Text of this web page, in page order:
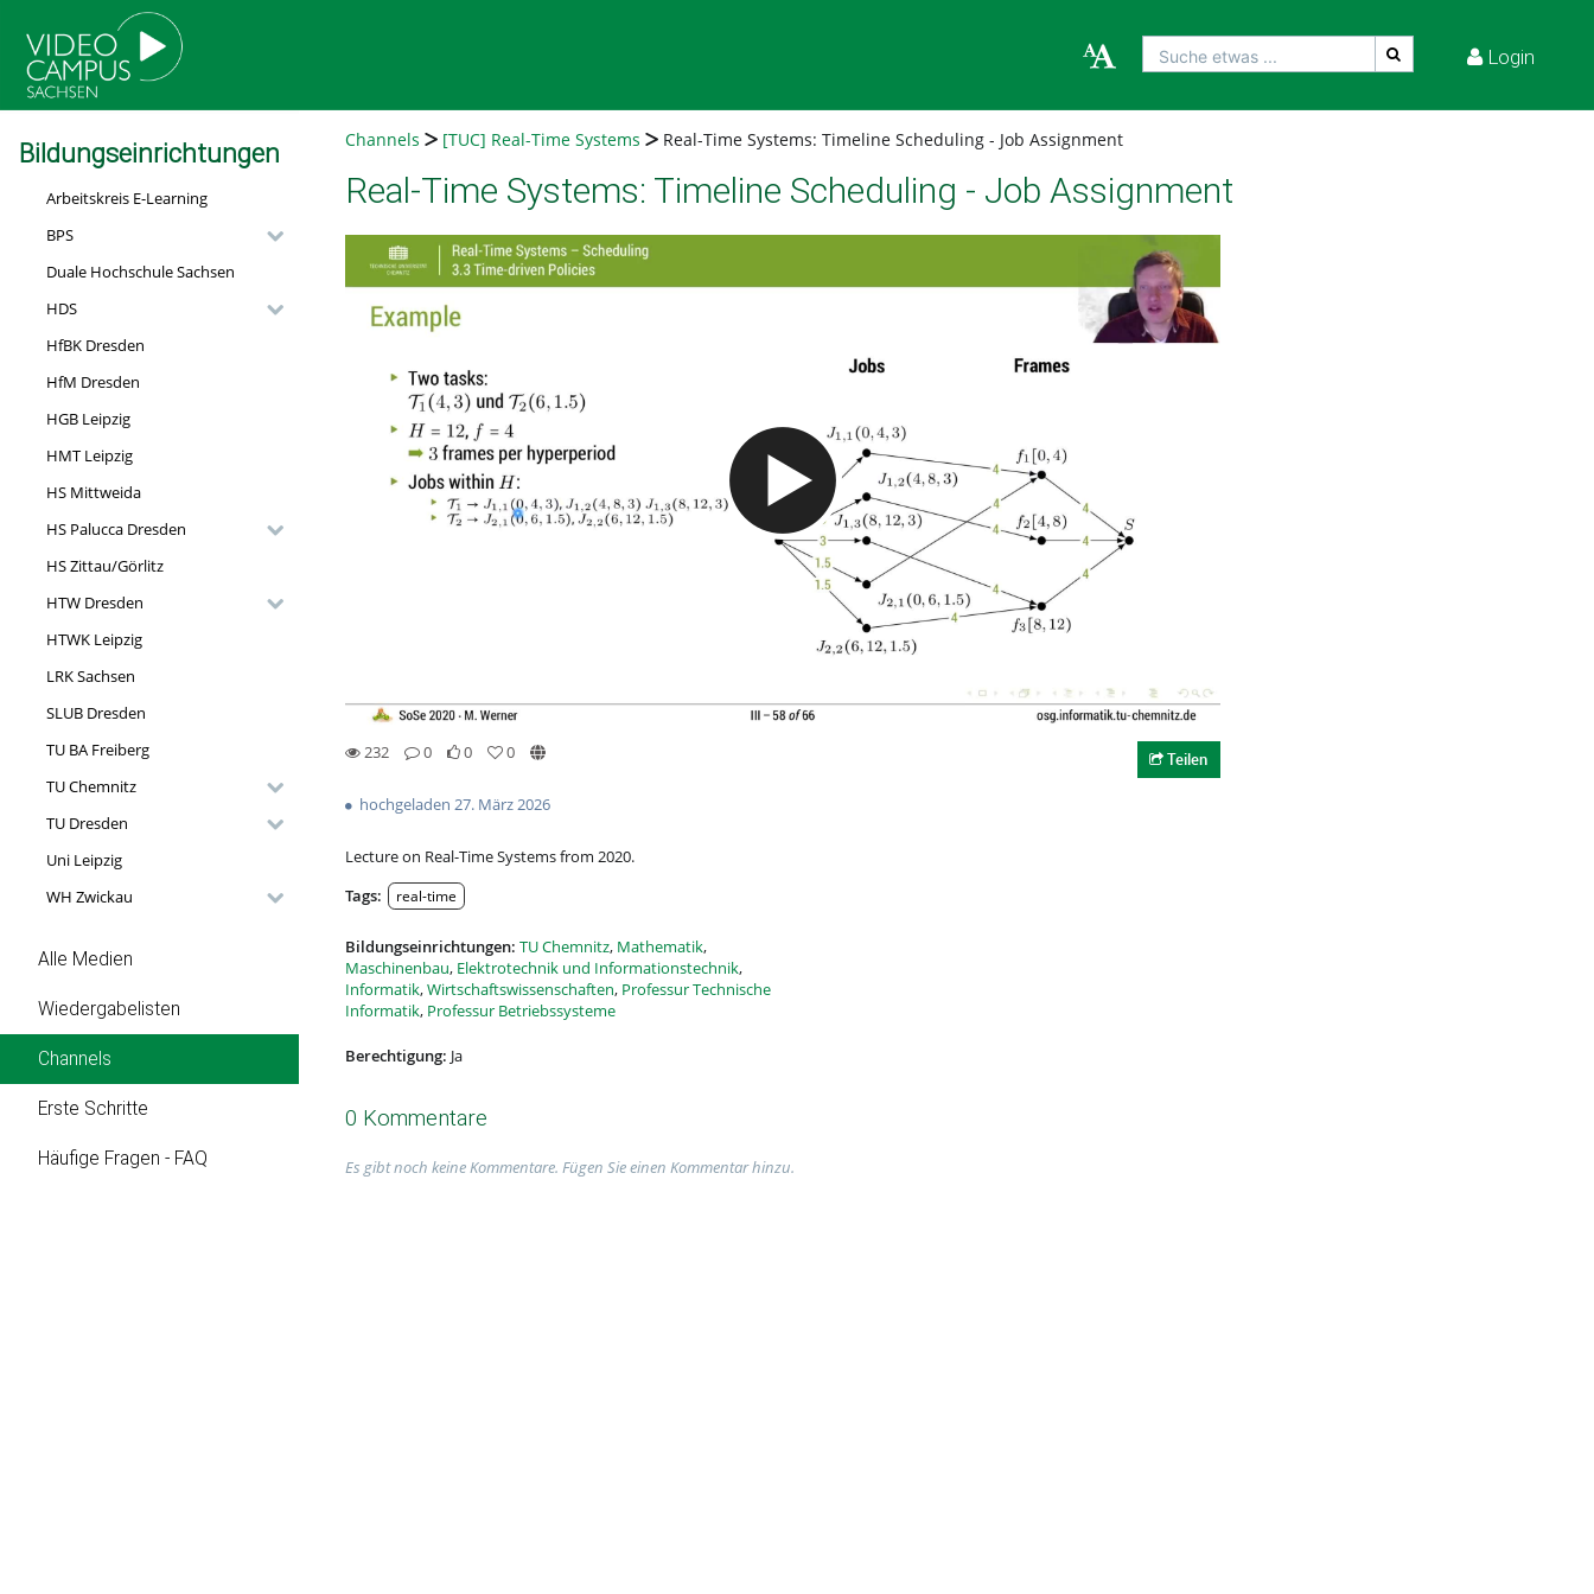
Suche etwas ... Login
Bildungseinrichtungen
Arbeitskreis E-Learning
BPS
Duale Hochschule Sachsen
HDS
HfBK Dresden
HfM Dresden
HGB Leipzig
HMT Leipzig
HS Mittweida
HS Palucca Dresden
HS Zittau/Görlitz
HTW Dresden
HTWK Leipzig
LRK Sachsen
SLUB Dresden
TU BA Freiberg
TU Chemnitz
TU Dresden
Uni Leipzig
WH Zwickau
Alle Medien
Wiedergabelisten
Channels
Erste Schritte
Häufige Fragen - FAQ
Channels [TUC] Real-Time Systems Real-Time Systems: Timeline Scheduling - Job Assignment
Real-Time Systems: Timeline Scheduling - Job Assignment
Video abspielen
232
0
0
0
Teilen
hochgeladen 27. März 2026
Lecture on Real-Time Systems from 2020.
Tags:
real-time
Bildungseinrichtungen: TU Chemnitz, Mathematik,
Maschinenbau, Elektrotechnik und Informationstechnik,
Informatik,Wirtschaftswissenschaften, Professur Technische
Informatik, Professur Betriebssysteme
Berechtigung: Ja
0 Kommentare
Es gibt noch keine Kommentare. Fügen Sie einen Kommentar hinzu.